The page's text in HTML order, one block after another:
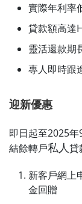
實際年利率
貸款額高達
靈活還款期
專人即時跟
迎新優惠
即日起至2025
結餘轉戶私人貸
新客戶網上
金回贈